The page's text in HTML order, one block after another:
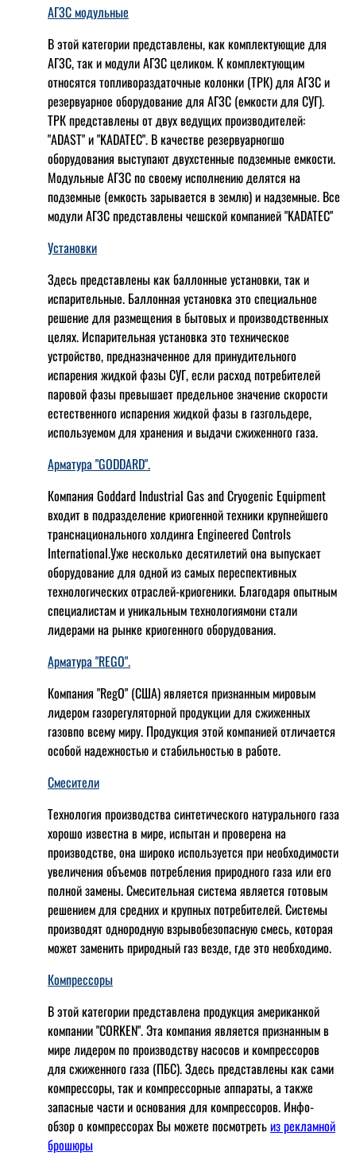
АГЗС модульные
В этой категории представлены, как комплектующие для
АГЗС, так и модули АГЗС целиком. К комплектующим
относятся топливораздаточные колонки (ТРК) для АГЗС и
резервуарное оборудование для АГЗС (емкости для СУГ).
ТРК представлены от двух ведущих производителей:
"ADAST" и "KADATEC". В качестве резервуарногшо
оборудования выступают двухстенные подземные емкости.
Модульные АГЗС по своему исполнению делятся на
подземные (емкость зарывается в землю) и надземные. Все
модули АГЗС представлены чешской компанией "KADATEC"
Установки
Здесь представлены как баллонные установки, так и
испарительные. Баллонная установка это специальное
решение для размещения в бытовых и производственных
целях. Испарительная установка это техническое
устройство, предназначенное для принудительного
испарения жидкой фазы СУГ, если расход потребителей
паровой фазы превышает предельное значение скорости
естественного испарения жидкой фазы в газгольдере,
используемом для хранения и выдачи сжиженного газа.
Арматура "GODDARD".
Компания Goddard Industrial Gas and Cryogenic Equipment
входит в подразделение криогенной техники крупнейшего
транснационального холдинга Engineered Controls
International.Уже несколько десятилетий она выпускает
оборудование для одной из самых переспективных
технологических отраслей-криогеники. Благодаря опытным
специалистам и уникальным технологиямони стали
лидерами на рынке криогенного оборудования.
Арматура "REGO".
Компания "RegO" (США) является признанным мировым
лидером газорегуляторной продукции для сжиженных
газовпо всему миру. Продукция этой компанией отличается
особой надежностью и стабильностью в работе.
Смесители
Технология производства синтетического натурального газа
хорошо известна в мире, испытан и проверена на
производстве, она широко используется при необходимости
увеличения объемов потребления природного газа или его
полной замены. Смесительная система является готовым
решением для средних и крупных потребителей. Системы
производят однородную взрывобезопасную смесь, которая
может заменить природный газ везде, где это необходимо.
Компрессоры
В этой категории представлена продукция американкой
компании "CORKEN". Эта компания является признанным в
мире лидером по производству насосов и компрессоров
для сжиженного газа (ПБС). Здесь представлены как сами
компрессоры, так и компрессорные аппараты, а также
запасные части и основания для компрессоров. Инфо-
обзор о компрессорах Вы можете посмотретьиз рекламной
брошюры